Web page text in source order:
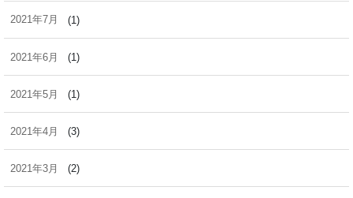
2021年7月 (1)
2021年6月 (1)
2021年5月 (1)
2021年4月 (3)
2021年3月 (2)